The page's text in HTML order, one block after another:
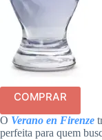
COMPRAR
O Verano en Firenze
perfeita para quem